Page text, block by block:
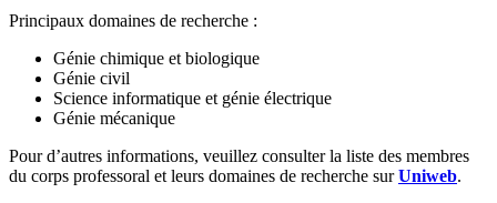
Principaux domaines de recherche :
Génie chimique et biologique
Génie civil
Science informatique et génie électrique
Génie mécanique
Pour d’autres informations, veuillez consulter la liste des membres
du corps professoral et leurs domaines de recherche surUniweb.